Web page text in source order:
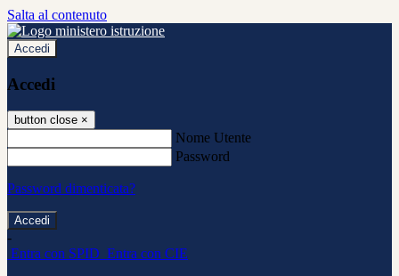
Salta al contenuto
Accedi
Accedi
button close ×
Nome Utente
Password
Password dimenticata?
-
Entra con SPID Entra con CIE